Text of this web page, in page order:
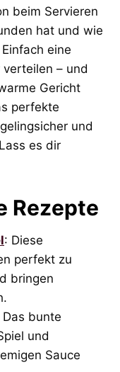
beim Servieren
hat und wie
eine
– und
Gericht
perfekte
und
es dir
Rezepte
: Diese
perfekt zu
bringen
Das bunte
und
Sauce